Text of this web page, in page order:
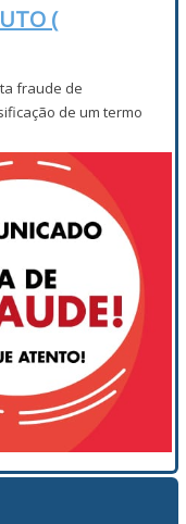
(
fraude de
de um termo